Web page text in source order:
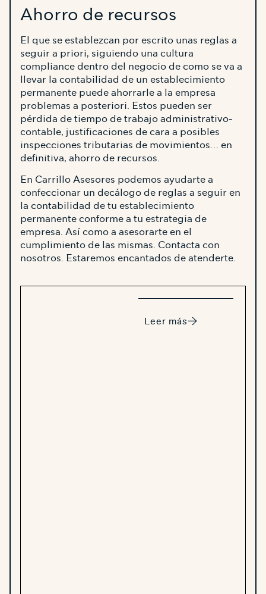
Ahorro de recursos
El que se establezcan por escrito unas reglas a
seguir a priori, siguiendo una cultura
compliance dentro del negocio de como se va a
llevar la contabilidad de un establecimiento
permanente puede ahorrarle a la empresa
problemas a posteriori. Estos pueden ser
pérdida de tiempo de trabajo administrativo-
contable, justificaciones de cara a posibles
inspecciones tributarias de movimientos… en
definitiva, ahorro de recursos.
En Carrillo Asesores podemos ayudarte a
confeccionar un decálogo de reglas a seguir en
la contabilidad de tu establecimiento
permanente conforme a tu estrategia de
empresa. Así como a asesorarte en el
cumplimiento de las mismas. Contacta con
nosotros. Estaremos encantados de atenderte.
Leer más